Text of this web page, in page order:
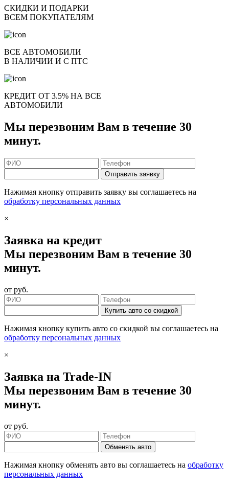
СКИДКИ И ПОДАРКИ
ВСЕМ ПОКУПАТЕЛЯМ
ВСЕ АВТОМОБИЛИ
В НАЛИЧИИ И С ПТС
КРЕДИТ ОТ 3.5% НА ВСЕ
АВТОМОБИЛИ
Мы перезвоним Вам в течение 30
минут.
Отправить заявку
Нажимая кнопку отправить заявку вы соглашаетесь на
обработку персональных данных
×
Заявка на кредит
Мы перезвоним Вам в течение 30
минут.
от руб.
Купить авто со скидкой
Нажимая кнопку купить авто со скидкой вы соглашаетесь на
обработку персональных данных
×
Заявка на Trade-IN
Мы перезвоним Вам в течение 30
минут.
от руб.
Обменять авто
Нажимая кнопку обменять авто вы соглашаетесь на обработку
персональных данных